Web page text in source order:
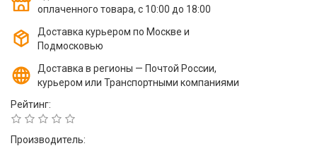
оплаченного товара, с 10:00 до 18:00
Доставка курьером по Москве и
Подмосковью
Доставка в регионы — Почтой России,
курьером или Транспортными компаниями
Рейтинг:
Производитель: